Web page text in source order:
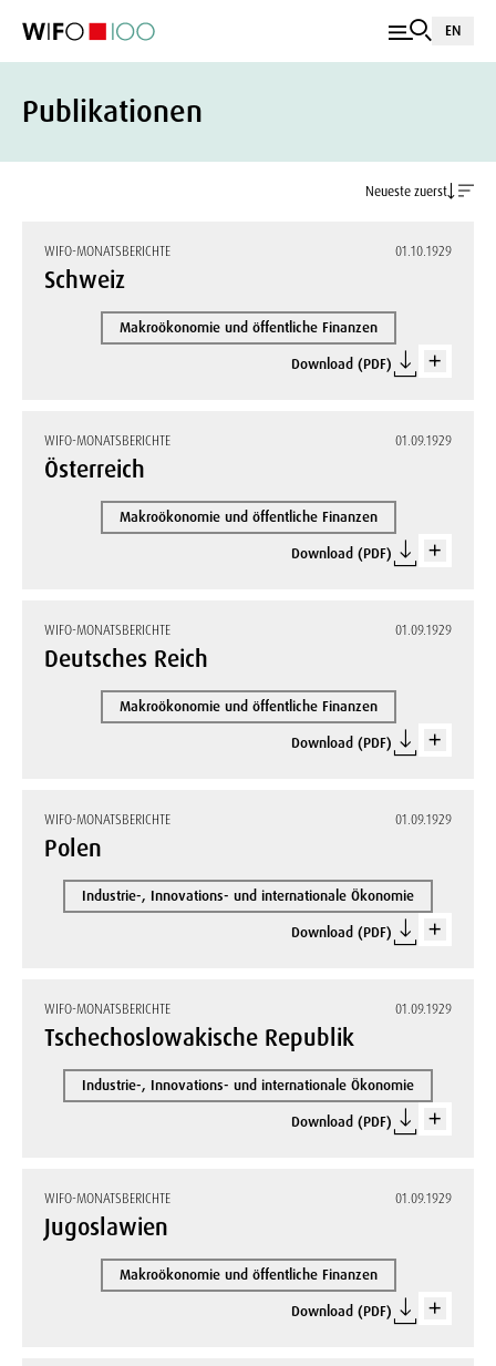
EN
Publikationen
Neueste zuerst
WIFO-MONATSBERICHTE 01.10.1929
Schweiz
Makroökonomie und öffentliche Finanzen
Download (PDF)
WIFO-MONATSBERICHTE 01.09.1929
Österreich
Makroökonomie und öffentliche Finanzen
Download (PDF)
WIFO-MONATSBERICHTE 01.09.1929
Deutsches Reich
Makroökonomie und öffentliche Finanzen
Download (PDF)
WIFO-MONATSBERICHTE 01.09.1929
Polen
Industrie-, Innovations- und internationale Ökonomie
Download (PDF)
WIFO-MONATSBERICHTE 01.09.1929
Tschechoslowakische Republik
Industrie-, Innovations- und internationale Ökonomie
Download (PDF)
WIFO-MONATSBERICHTE 01.09.1929
Jugoslawien
Makroökonomie und öffentliche Finanzen
Download (PDF)